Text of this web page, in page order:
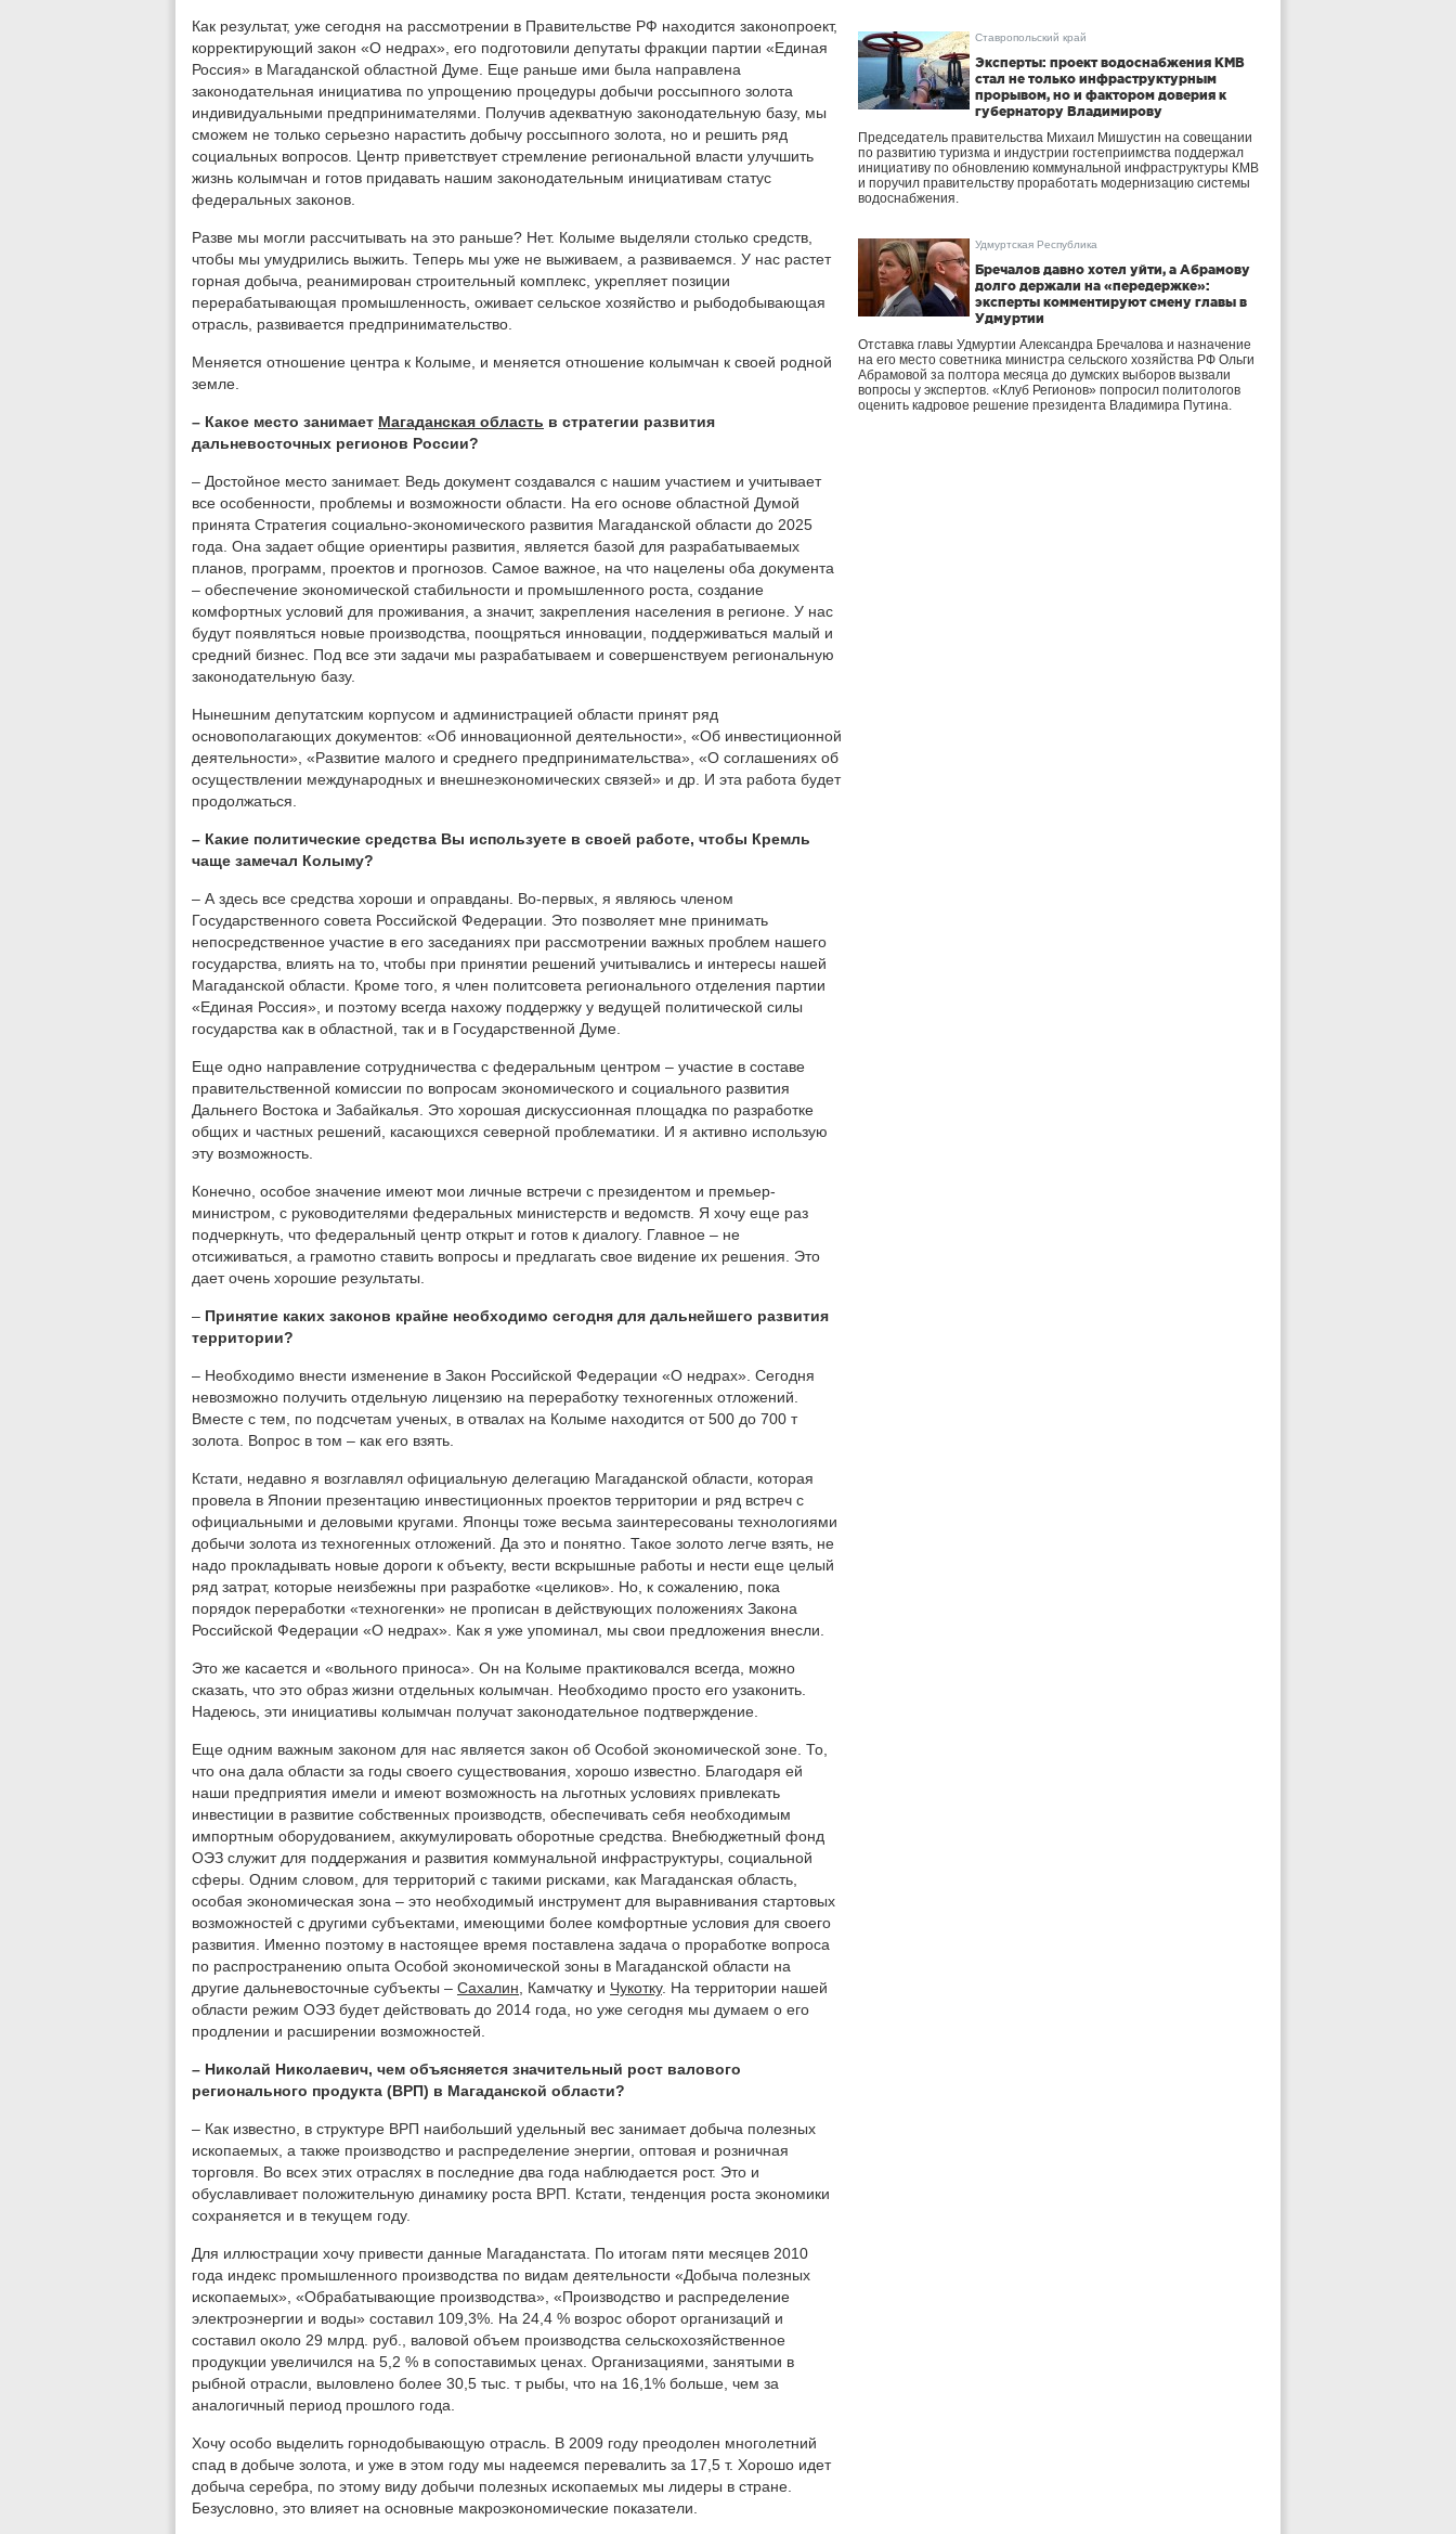
Как результат, уже сегодня на рассмотрении в Правительстве РФ находится законопроект,
корректирующий закон «О недрах», его подготовили депутаты фракции партии «Единая
Россия» в Магаданской областной Думе. Еще раньше ими была направлена
законодательная инициатива по упрощению процедуры добычи россыпного золота
индивидуальными предпринимателями. Получив адекватную законодательную базу, мы
сможем не только серьезно нарастить добычу россыпного золота, но и решить ряд
социальных вопросов. Центр приветствует стремление региональной власти улучшить
жизнь колымчан и готов придавать нашим законодательным инициативам статус
федеральных законов.
Разве мы могли рассчитывать на это раньше? Нет. Колыме выделяли столько средств,
чтобы мы умудрились выжить. Теперь мы уже не выживаем, а развиваемся. У нас растет
горная добыча, реанимирован строительный комплекс, укрепляет позиции
перерабатывающая промышленность, оживает сельское хозяйство и рыбодобывающая
отрасль, развивается предпринимательство.
Меняется отношение центра к Колыме, и меняется отношение колымчан к своей родной
земле.
– Какое место занимает Магаданская область в стратегии развития
дальневосточных регионов России?
– Достойное место занимает. Ведь документ создавался с нашим участием и учитывает
все особенности, проблемы и возможности области. На его основе областной Думой
принята Стратегия социально-экономического развития Магаданской области до 2025
года. Она задает общие ориентиры развития, является базой для разрабатываемых
планов, программ, проектов и прогнозов. Самое важное, на что нацелены оба документа
– обеспечение экономической стабильности и промышленного роста, создание
комфортных условий для проживания, а значит, закрепления населения в регионе. У нас
будут появляться новые производства, поощряться инновации, поддерживаться малый и
средний бизнес. Под все эти задачи мы разрабатываем и совершенствуем региональную
законодательную базу.
Нынешним депутатским корпусом и администрацией области принят ряд
основополагающих документов: «Об инновационной деятельности», «Об инвестиционной
деятельности», «Развитие малого и среднего предпринимательства», «О соглашениях об
осуществлении международных и внешнеэкономических связей» и др. И эта работа будет
продолжаться.
– Какие политические средства Вы используете в своей работе, чтобы Кремль
чаще замечал Колыму?
– А здесь все средства хороши и оправданы. Во-первых, я являюсь членом
Государственного совета Российской Федерации. Это позволяет мне принимать
непосредственное участие в его заседаниях при рассмотрении важных проблем нашего
государства, влиять на то, чтобы при принятии решений учитывались и интересы нашей
Магаданской области. Кроме того, я член политсовета регионального отделения партии
«Единая Россия», и поэтому всегда нахожу поддержку у ведущей политической силы
государства как в областной, так и в Государственной Думе.
Еще одно направление сотрудничества с федеральным центром – участие в составе
правительственной комиссии по вопросам экономического и социального развития
Дальнего Востока и Забайкалья. Это хорошая дискуссионная площадка по разработке
общих и частных решений, касающихся северной проблематики. И я активно использую
эту возможность.
Конечно, особое значение имеют мои личные встречи с президентом и премьер-
министром, с руководителями федеральных министерств и ведомств. Я хочу еще раз
подчеркнуть, что федеральный центр открыт и готов к диалогу. Главное – не
отсиживаться, а грамотно ставить вопросы и предлагать свое видение их решения. Это
дает очень хорошие результаты.
– Принятие каких законов крайне необходимо сегодня для дальнейшего развития
территории?
– Необходимо внести изменение в Закон Российской Федерации «О недрах». Сегодня
невозможно получить отдельную лицензию на переработку техногенных отложений.
Вместе с тем, по подсчетам ученых, в отвалах на Колыме находится от 500 до 700 т
золота. Вопрос в том – как его взять.
Кстати, недавно я возглавлял официальную делегацию Магаданской области, которая
провела в Японии презентацию инвестиционных проектов территории и ряд встреч с
официальными и деловыми кругами. Японцы тоже весьма заинтересованы технологиями
добычи золота из техногенных отложений. Да это и понятно. Такое золото легче взять, не
надо прокладывать новые дороги к объекту, вести вскрышные работы и нести еще целый
ряд затрат, которые неизбежны при разработке «целиков». Но, к сожалению, пока
порядок переработки «техногенки» не прописан в действующих положениях Закона
Российской Федерации «О недрах». Как я уже упоминал, мы свои предложения внесли.
Это же касается и «вольного приноса». Он на Колыме практиковался всегда, можно
сказать, что это образ жизни отдельных колымчан. Необходимо просто его узаконить.
Надеюсь, эти инициативы колымчан получат законодательное подтверждение.
Еще одним важным законом для нас является закон об Особой экономической зоне. То,
что она дала области за годы своего существования, хорошо известно. Благодаря ей
наши предприятия имели и имеют возможность на льготных условиях привлекать
инвестиции в развитие собственных производств, обеспечивать себя необходимым
импортным оборудованием, аккумулировать оборотные средства. Внебюджетный фонд
ОЭЗ служит для поддержания и развития коммунальной инфраструктуры, социальной
сферы. Одним словом, для территорий с такими рисками, как Магаданская область,
особая экономическая зона – это необходимый инструмент для выравнивания стартовых
возможностей с другими субъектами, имеющими более комфортные условия для своего
развития. Именно поэтому в настоящее время поставлена задача о проработке вопроса
по распространению опыта Особой экономической зоны в Магаданской области на
другие дальневосточные субъекты – Сахалин , Камчатку и Чукотку. На территории нашей
области режим ОЭЗ будет действовать до 2014 года, но уже сегодня мы думаем о его
продлении и расширении возможностей.
– Николай Николаевич, чем объясняется значительный рост валового
регионального продукта (ВРП) в Магаданской области?
– Как известно, в структуре ВРП наибольший удельный вес занимает добыча полезных
ископаемых, а также производство и распределение энергии, оптовая и розничная
торговля. Во всех этих отраслях в последние два года наблюдается рост. Это и
обуславливает положительную динамику роста ВРП. Кстати, тенденция роста экономики
сохраняется и в текущем году.
Для иллюстрации хочу привести данные Магаданстата. По итогам пяти месяцев 2010
года индекс промышленного производства по видам деятельности «Добыча полезных
ископаемых», «Обрабатывающие производства», «Производство и распределение
электроэнергии и воды» составил 109,3%. На 24,4 % возрос оборот организаций и
составил около 29 млрд. руб., валовой объем производства сельскохозяйственное
продукции увеличился на 5,2 % в сопоставимых ценах. Организациями, занятыми в
рыбной отрасли, выловлено более 30,5 тыс. т рыбы, что на 16,1% больше, чем за
аналогичный период прошлого года.
Хочу особо выделить горнодобывающую отрасль. В 2009 году преодолен многолетний
спад в добыче золота, и уже в этом году мы надеемся перевалить за 17,5 т. Хорошо идет
добыча серебра, по этому виду добычи полезных ископаемых мы лидеры в стране.
Безусловно, это влияет на основные макроэкономические показатели.
Ставропольский край
Эксперты: проект водоснабжения КМВ
стал не только инфраструктурным
прорывом, но и фактором доверия к
губернатору Владимирову
Председатель правительства Михаил Мишустин на совещании
по развитию туризма и индустрии гостеприимства поддержал
инициативу по обновлению коммунальной инфраструктуры КМВ
и поручил правительству проработать модернизацию системы
водоснабжения.
Удмуртская Республика
Бречалов давно хотел уйти, а Абрамову
долго держали на «передержке»:
эксперты комментируют смену главы в
Удмуртии
Отставка главы Удмуртии Александра Бречалова и назначение
на его место советника министра сельского хозяйства РФ Ольги
Абрамовой за полтора месяца до думских выборов вызвали
вопросы у экспертов. «Клуб Регионов» попросил политологов
оценить кадровое решение президента Владимира Путина.